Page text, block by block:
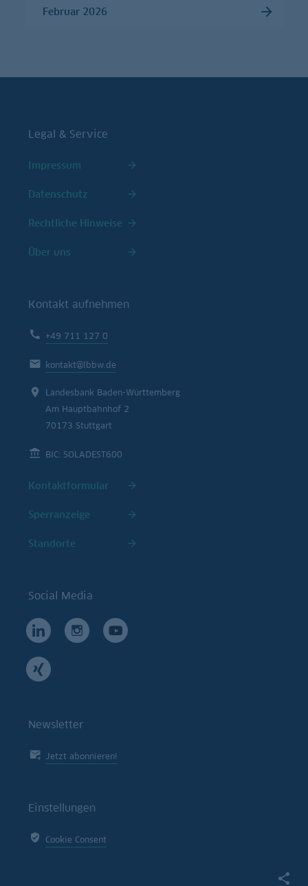
Februar 2026
Legal & Service
Impressum
Datenschutz
Rechtliche Hinweise
Über uns
Kontakt aufnehmen
+49 711 127 0
kontakt@lbbw.de
Landesbank Baden-Württemberg
Am Hauptbahnhof 2
70173 Stuttgart
BIC: SOLADEST600
Kontaktformular
Sperranzeige
Standorte
Social Media
Newsletter
Jetzt abonnieren!
Einstellungen
Cookie Consent